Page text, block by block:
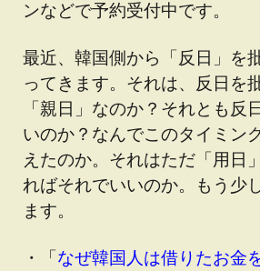
ンなどで予約受付中です。
最近、韓国側から「反日」を
ってきます。それは、反日を
「親日」なのか？それとも反
いのか？なんでこのタイミン
えたのか。それはただ「用日
ればそれでいいのか。もう少
ます。
・「なぜ韓国人は借りたお金